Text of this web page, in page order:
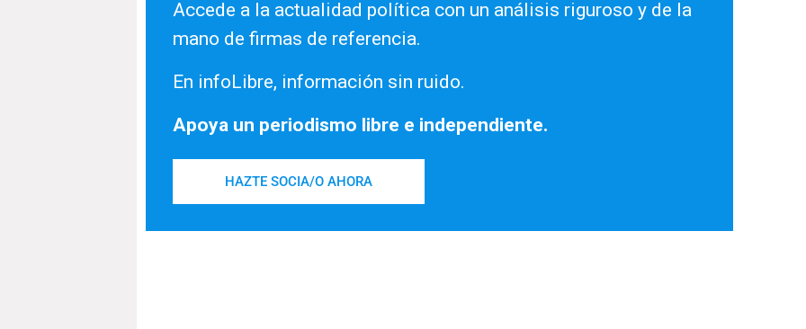
Accede a la actualidad política con un análisis riguroso y de la
mano de firmas de referencia.
En infoLibre, información sin ruido.
Apoya un periodismo libre e independiente.
HAZTE SOCIA/O AHORA